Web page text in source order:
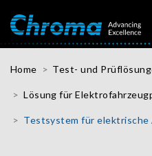
Home Test- und
Lösung für
Testsystem für elektrische